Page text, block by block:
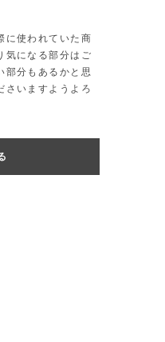
に使われていた商
気になる部分はご
部分もあるかと思
さいますようよろ